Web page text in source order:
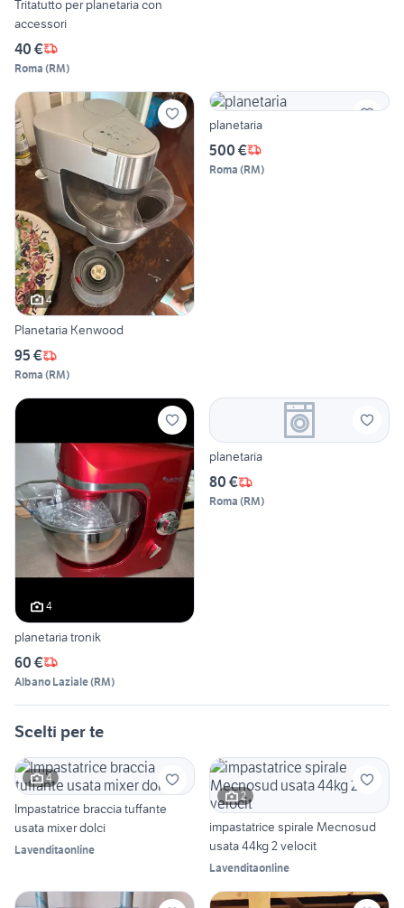
Tritatutto per planetaria con
accessori
40 €
Roma (RM)
4
Planetaria Kenwood
95 €
Roma (RM)
planetaria
500 €
Roma (RM)
4
planetaria tronik
60 €
Albano Laziale(RM)
planetaria
80 €
Roma (RM)
Scelti per te
4
Impastatrice braccia tuffante
usata mixer dolci
Lavenditaonline
2
impastatrice spirale Mecnosud
usata 44kg 2 velocit
Lavenditaonline